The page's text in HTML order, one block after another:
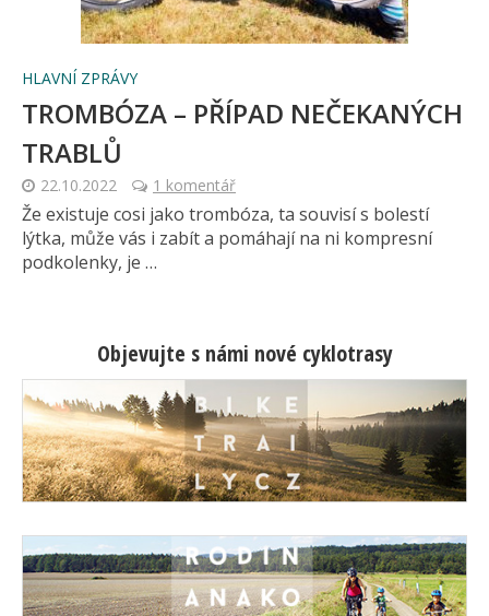
HLAVNÍ ZPRÁVY
TROMBÓZA – PŘÍPAD NEČEKANÝCH
TRABLŮ
22.10.2022 1 komentář
Že existuje cosi jako trombóza, ta souvisí s bolestí
lýtka, může vás i zabít a pomáhají na ni kompresní
podkolenky, je …
Objevujte s námi nové cyklotrasy